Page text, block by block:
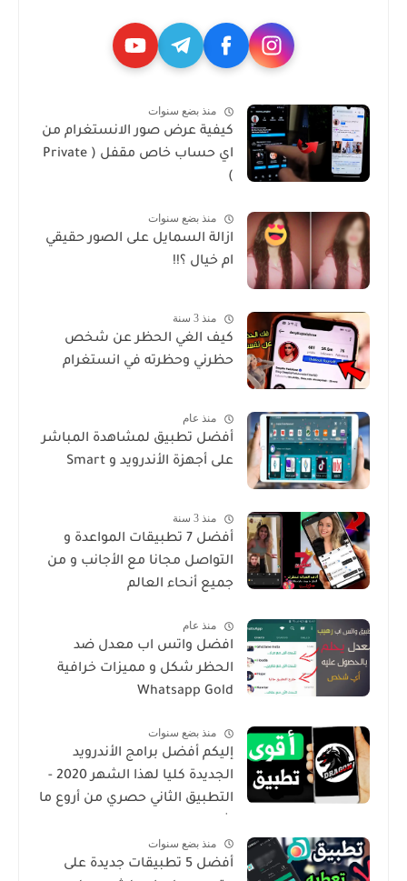
منذ بضع سنوات
كيفية عرض صور الانستغرام من
اي حساب خاص مقفل ( Private
)
منذ بضع سنوات
ازالة السمايل على الصور حقيقي
ام خيال ؟!!
منذ 3 سنة
كيف الغي الحظر عن شخص
حظرني وحظرته في انستغرام
منذ عام
أفضل تطبيق لمشاهدة المباشر
على أجهزة الأندرويد و Smart
منذ 3 سنة
أفضل 7 تطبيقات المواعدة و
التواصل مجانا مع الأجانب و من
جميع أنحاء العالم
منذ عام
افضل واتس اب معدل ضد
الحظر شكل و مميزات خرافية
Whatsapp Gold
منذ بضع سنوات
إليكم أفضل برامج الأندرويد
الجديدة كليا لهذا الشهر 2020 -
التطبيق الثاني حصري من أروع ما
منذ بضع سنوات
أفضل 5 تطبيقات جديدة على